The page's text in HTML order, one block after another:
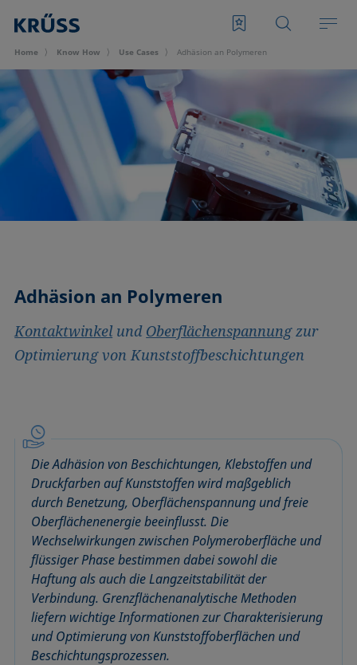
Home Know How Use Cases Adhäsion an Polymeren
Adhäsion an Polymeren
Kontaktwinkelund Oberflächenspannungzur
Optimierung von Kunststoffbeschichtungen
Die Adhäsion von Beschichtungen, Klebstoffen und
Druckfarben auf Kunststoffen wird maßgeblich
durch Benetzung, Oberflächenspannung und freie
Oberflächenenergie beeinflusst. Die
Wechselwirkungen zwischen Polymeroberfläche und
flüssiger Phase bestimmen dabei sowohl die
Haftung als auch die Langzeitstabilität der
Verbindung. Grenzflächenanalytische Methoden
liefern wichtige Informationen zur Charakterisierung
und Optimierung von Kunststoffoberflächen und
Beschichtungsprozessen.